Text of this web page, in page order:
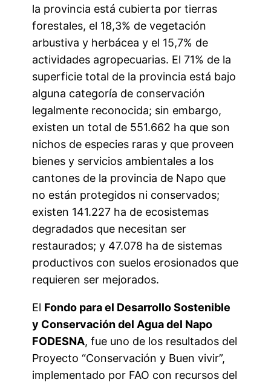
la provincia está cubierta por tierras
forestales, el 18,3% de vegetación
arbustiva y herbácea y el 15,7% de
actividades agropecuarias. El 71% de la
superficie total de la provincia está bajo
alguna categoría de conservación
legalmente reconocida; sin embargo,
existen un total de 551.662 ha que son
nichos de especies raras y que proveen
bienes y servicios ambientales a los
cantones de la provincia de Napo que
no están protegidos ni conservados;
existen 141.227 ha de ecosistemas
degradados que necesitan ser
restaurados; y 47.078 ha de sistemas
productivos con suelos erosionados que
requieren ser mejorados.
El Fondo para el Desarrollo Sostenible
y Conservación del Agua del Napo
FODESNA, fue uno de los resultados del
Proyecto “Conservación y Buen vivir”,
implementado por FAO con recursos del